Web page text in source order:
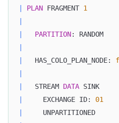
PLAN FRAGMENT 1
PARTITION:
   HAS_COLO_PLAN_NODE:
   STREAM
DATA
     EXCHANGE ID:
01